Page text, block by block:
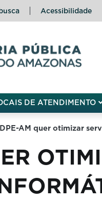
Acessibilidade
Estado do
DE ATENDIMENTO
DPE-AM quer otimizar